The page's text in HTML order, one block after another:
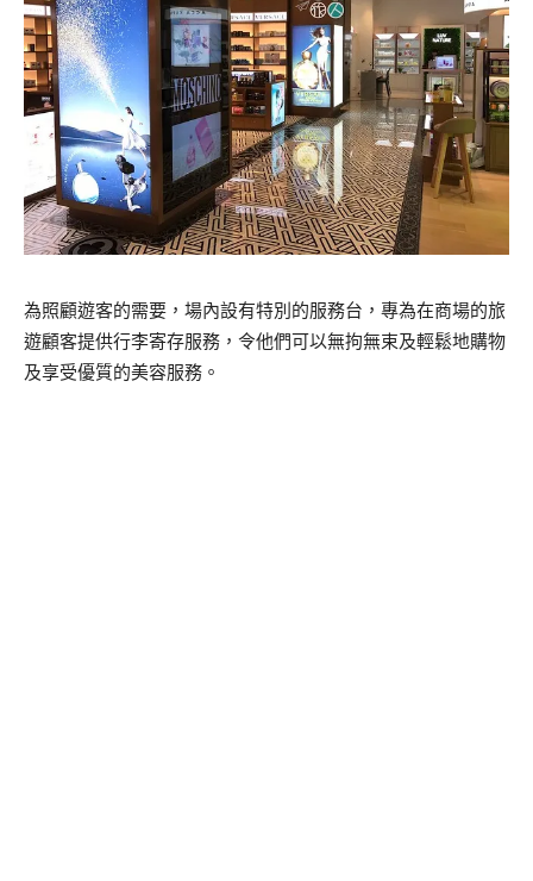
為照顧遊客的需要，場內設有特別的服務台，專為在商場的旅
遊顧客提供行李寄存服務，令他們可以無拘無束及輕鬆地購物
及享受優質的美容服務。